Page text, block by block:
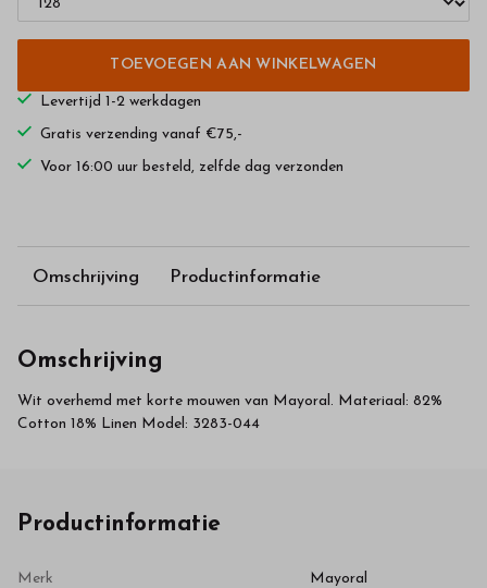
TOEVOEGEN AAN WINKELWAGEN
Levertijd 1-2 werkdagen
Gratis verzending vanaf €75,-
Voor 16:00 uur besteld, zelfde dag verzonden
Omschrijving Productinformatie
Omschrijving
Wit overhemd met korte mouwen van Mayoral. Materiaal: 82%
Cotton 18% Linen Model: 3283-044
Productinformatie
Merk Mayoral